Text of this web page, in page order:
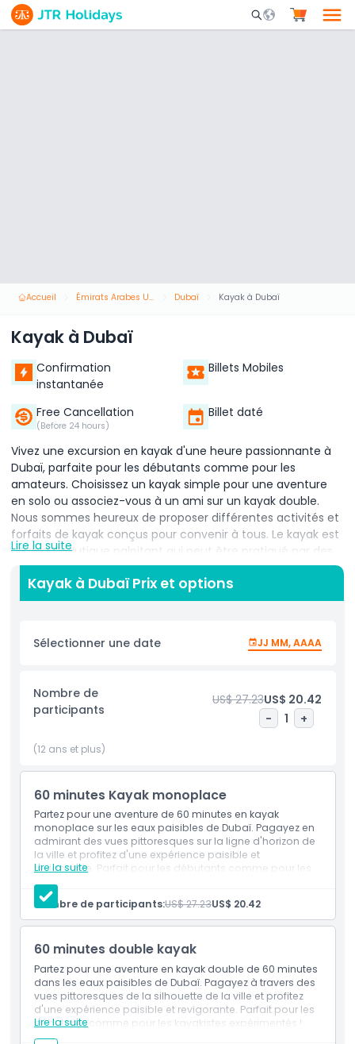
Mobile Search
Accueil Émirats Arabes Unis Dubaï Kayak à Dubaï
Kayak à Dubaï
Confirmation
instantanée
Billets Mobiles
Free Cancellation
(Before 24 hours)
Billet daté
Vivez une excursion en kayak d'une heure passionnante à
Dubaï, parfaite pour les débutants comme pour les
amateurs. Choisissez un kayak simple pour une aventure
en solo ou associez-vous à un ami sur un kayak double.
Nous sommes heureux de proposer différentes activités et
forfaits de kayak conçus pour convenir à tous. Le kayak est
un sport nautique palpitant qui peut être pratiqué par des
personnes de tous âges. Les magnifiques plages de Dubaï
offrent le cadre idéal pour cette activité, en faisant l'un des
moyens les plus agréables d'admirer la beauté naturelle de
souhaitent contempler les vues incomparables et les
merveilles architecturales de Dubaï tout en pagayant sur
heure, les participants peuvent profiter du calme
environnant de Dubaï tout en explorant le littoral depuis
une perspective unique. Quel que soit leur niveau
compétences ou même apprendre à pagayer en toute
confiance sous la direction de notre équipe professionnelle.
souffle, le kayak à Dubaï offre une expérience sûre,
agréable et mémorable qui combine plaisir, détente et
aventure sur l'eau.
Points forts
Inclus
Politique enfant/adulte
À savoir
Lire la suite
Kayak à Dubaï Prix et options
Sélectionner une date JJ MM, AAAA
Nombre de
participants
US$ 27.23US$ 20.42
-
1 +
(12 ans et plus)
60 minutes Kayak monoplace
Partez pour une aventure de 60 minutes en kayak
monoplace sur les eaux paisibles de Dubaï. Pagayez en
admirant des vues pittoresques sur la ligne d'horizon de
la ville et profitez d'une expérience paisible et
revigorante. Parfait pour les débutants comme pour les
kayakistes expérimentés !
Lire la suite
Inclus
Expérience en kayak monoplace de 60 minutes sur
les eaux de Dubaï
ligne d'horizon de la ville
Convient aux débutants comme aux kayakistes
expérimentés
Aventure en plein air paisible et revigorante
Nombre de participants:US$ 27.23US$ 20.42
60 minutes double kayak
Partez pour une aventure en kayak double de 60 minutes
dans les eaux paisibles de Dubaï. Pagayez à travers des
vues pittoresques de la silhouette de la ville et profitez
d'une expérience paisible et revigorante. Parfait pour les
débutants comme pour les kayakistes expérimentés !
Lire la suite
Inclus